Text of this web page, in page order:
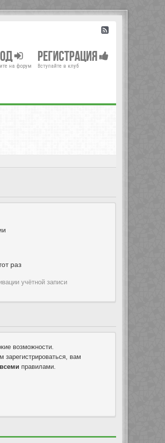
на форум
Регистрация
Вступайте в клуб
раз
учётной записи
возможности.
вам
всеми правилами.